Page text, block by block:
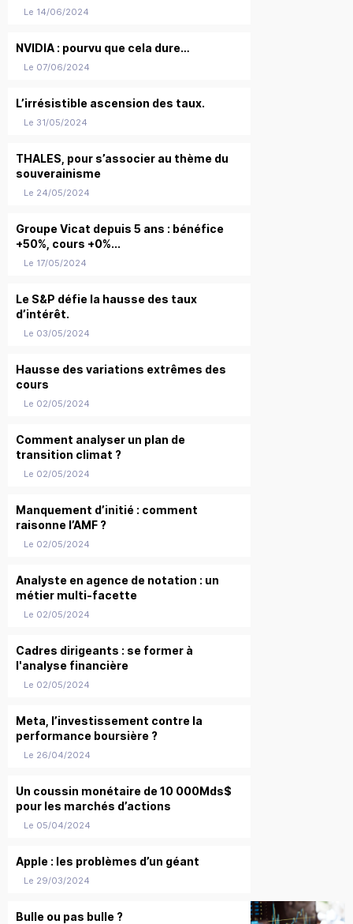
Le 14/06/2024
NVIDIA : pourvu que cela dure…
Le 07/06/2024
L’irrésistible ascension des taux.
Le 31/05/2024
THALES, pour s’associer au thème du
souverainisme
Le 24/05/2024
Groupe Vicat depuis 5 ans : bénéfice
+50%, cours +0%...
Le 17/05/2024
Le S&P défie la hausse des taux
d’intérêt.
Le 03/05/2024
Hausse des variations extrêmes des
cours
Le 02/05/2024
Comment analyser un plan de
transition climat ?
Le 02/05/2024
Manquement d’initié : comment
raisonne l’AMF ?
Le 02/05/2024
Analyste en agence de notation : un
métier multi-facette
Le 02/05/2024
Cadres dirigeants : se former à
l'analyse financière
Le 02/05/2024
Meta, l’investissement contre la
performance boursière ?
Le 26/04/2024
Un coussin monétaire de 10 000Mds$
pour les marchés d’actions
Le 05/04/2024
Apple : les problèmes d’un géant
Le 29/03/2024
Bulle ou pas bulle ?